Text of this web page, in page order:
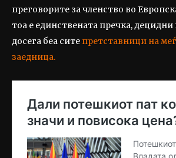
преговорите за членство во
тоа е единствената пречка, децидни
досега беа сите претставници на
заедница.